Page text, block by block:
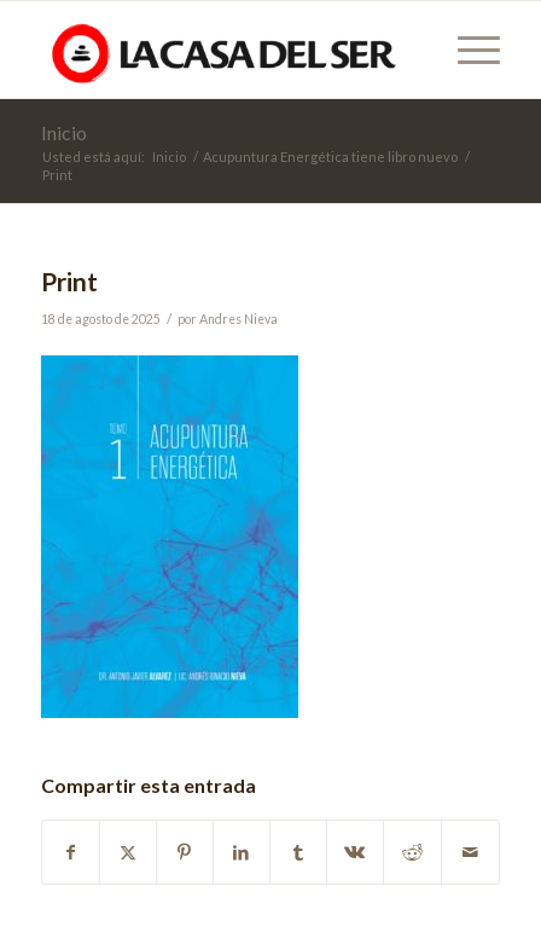
Inicio
Usted está aquí: Inicio / Acupuntura Energética tiene libro nuevo /
Print
Print
18 de agosto de 2025 / por Andres Nieva
Compartir esta entrada